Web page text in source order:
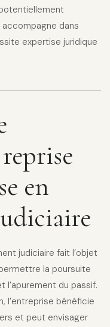
dans
expertise juridique
en
judiciaire fait l’objet
la poursuite
l’apurement du passif.
l’entreprise bénéficie
et peut envisager